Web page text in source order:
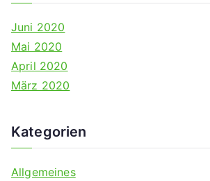
Juni 2020
Mai 2020
April 2020
März 2020
Kategorien
Allgemeines